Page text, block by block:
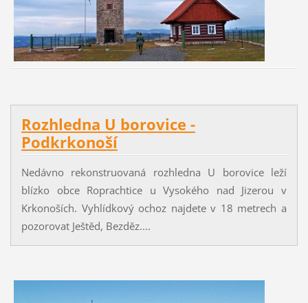
Rozhledna U borovice -
Podkrkonoší
Nedávno rekonstruovaná rozhledna U borovice leží
blízko obce Roprachtice u Vysokého nad Jizerou v
Krkonoších. Vyhlídkový ochoz najdete v 18 metrech a
pozorovat Ještěd, Bezděz....